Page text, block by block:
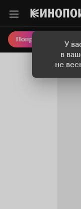
У
в
не
Попробовать Плюс